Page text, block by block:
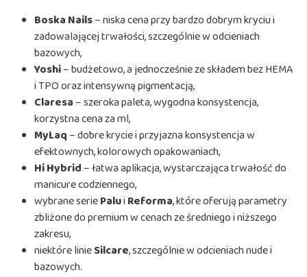
Boska Nails– niska cena przy bardzo dobrym kryciu i
zadowalającej trwałości, szczególnie w odcieniach
bazowych,
Yoshi– budżetowo, a jednocześnie ze składem bez HEMA
i TPO oraz intensywną pigmentacją,
Claresa – szeroka paleta, wygodna konsystencja,
korzystna cena za ml,
MyLaq – dobre krycie i przyjazna konsystencja w
efektownych, kolorowych opakowaniach,
Hi Hybrid – łatwa aplikacja, wystarczająca trwałość do
manicure codziennego,
wybrane seriePalui Reforma, które oferują parametry
zbliżone do premium w cenach ze średniego i niższego
zakresu,
niektóre linieSilcare, szczególnie w odcieniach nude i
bazowych.